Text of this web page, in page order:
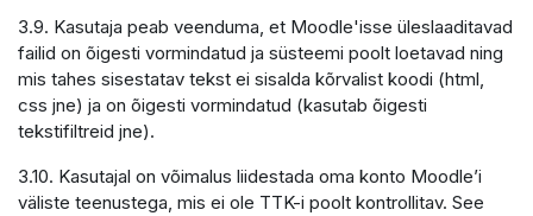
3.9. Kasutaja peab veenduma, et Moodle'isse üleslaaditavad
failid on õigesti vormindatud ja süsteemi poolt loetavad ning
mis tahes sisestatav tekst ei sisalda kõrvalist koodi (html,
css jne) ja on õigesti vormindatud (kasutab õigesti
tekstifiltreid jne).
3.10. Kasutajal on võimalus liidestada oma konto Moodle’i
väliste teenustega, mis ei ole TTK-i poolt kontrollitav. See